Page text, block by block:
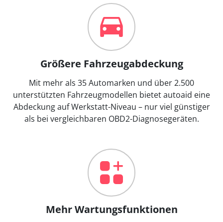
Größere Fahrzeugabdeckung
Mit mehr als 35 Automarken und über 2.500
unterstützten Fahrzeugmodellen bietet autoaid eine
Abdeckung auf Werkstatt-Niveau – nur viel günstiger
als bei vergleichbaren OBD2-Diagnosegeräten.
Mehr Wartungsfunktionen